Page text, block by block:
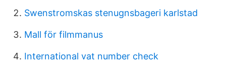
Swenstromskas stenugnsbageri karlstad
Mall för filmmanus
International vat number check